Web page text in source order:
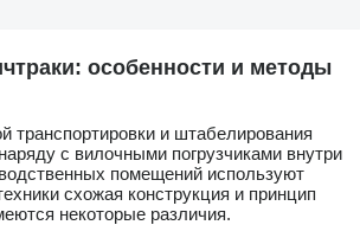
особенности и методы
транспортировки и штабелирования
с вилочными погрузчиками внутри
помещений используют
схожая конструкция и принцип
некоторые различия.